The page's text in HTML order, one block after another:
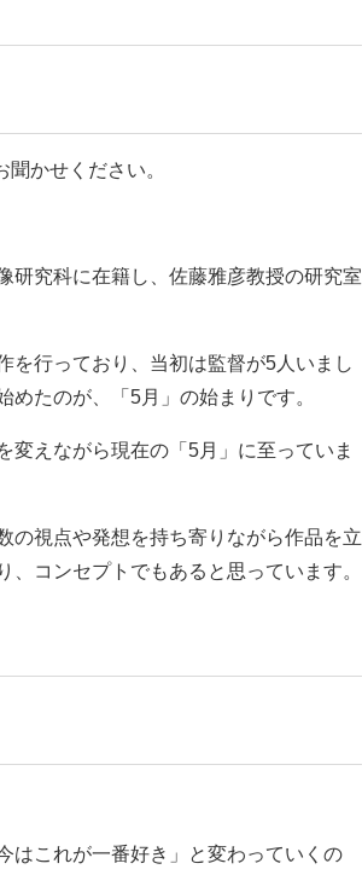
かせください。
研究科に在籍し、佐藤雅彦教授の研究室
を行っており、当初は監督が5人いまし
たのが、「5月」の始まりです。
変えながら現在の「5月」に至っていま
の視点や発想を持ち寄りながら作品を立
コンセプトでもあると思っています。
はこれが一番好き」と変わっていくの